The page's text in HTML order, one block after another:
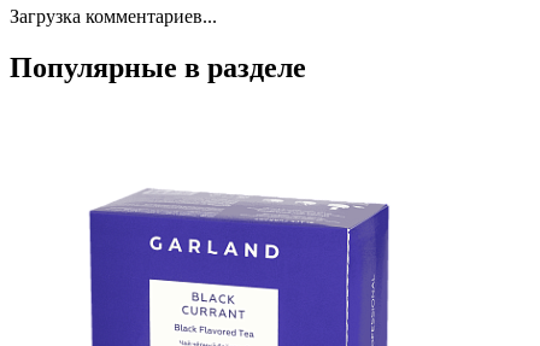
Загрузка комментариев...
Популярные в разделе